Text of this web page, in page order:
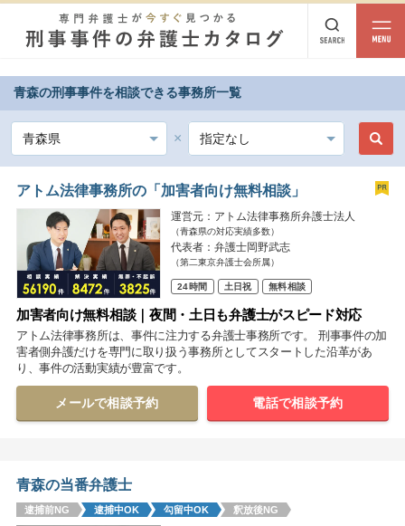
都道府県から探す
北海道・東北
北海道 青森 岩手 宮城 秋田 山形
北陸・甲信越
新潟 富山 石川 福井 山梨 長野
関東
茨城 栃木 群馬 埼玉 千葉 東京 神奈川
東海
静岡 愛知
中国
青森の刑事事件を相談できる事務所一覧
相談内容
アトム法律事務所の「加害者向け無料相談」
運営元：アトム法律事務所弁護士法人
（青森県の対応実績多数）
代表者：弁護士岡野武志
（第二東京弁護士会所属）
24時間 土日祝 無料相談
加害者向け無料相談｜夜間・土日も弁護士がスピード対応
アトム法律事務所は、事件に注力する弁護士事務所です。 刑事事件の加
害者側弁護だけを専門に取り扱う事務所としてスタートした沿革があ
り、事件の活動実績が豊富です。
メールで相談予約 電話で相談予約
青森の当番弁護士
逮捕前NG 逮捕中OK 勾留中OK 釈放後NG